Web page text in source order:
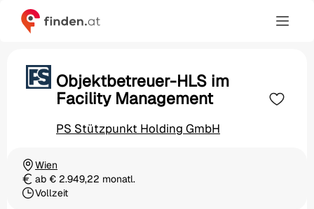
Objektbetreuer-HLS im
Facility Management
PS Stützpunkt Holding GmbH
Ortschaft
Wien
Gehaltab € 2.949,22 monatl.
Beschäftigungsart
Vollzeit